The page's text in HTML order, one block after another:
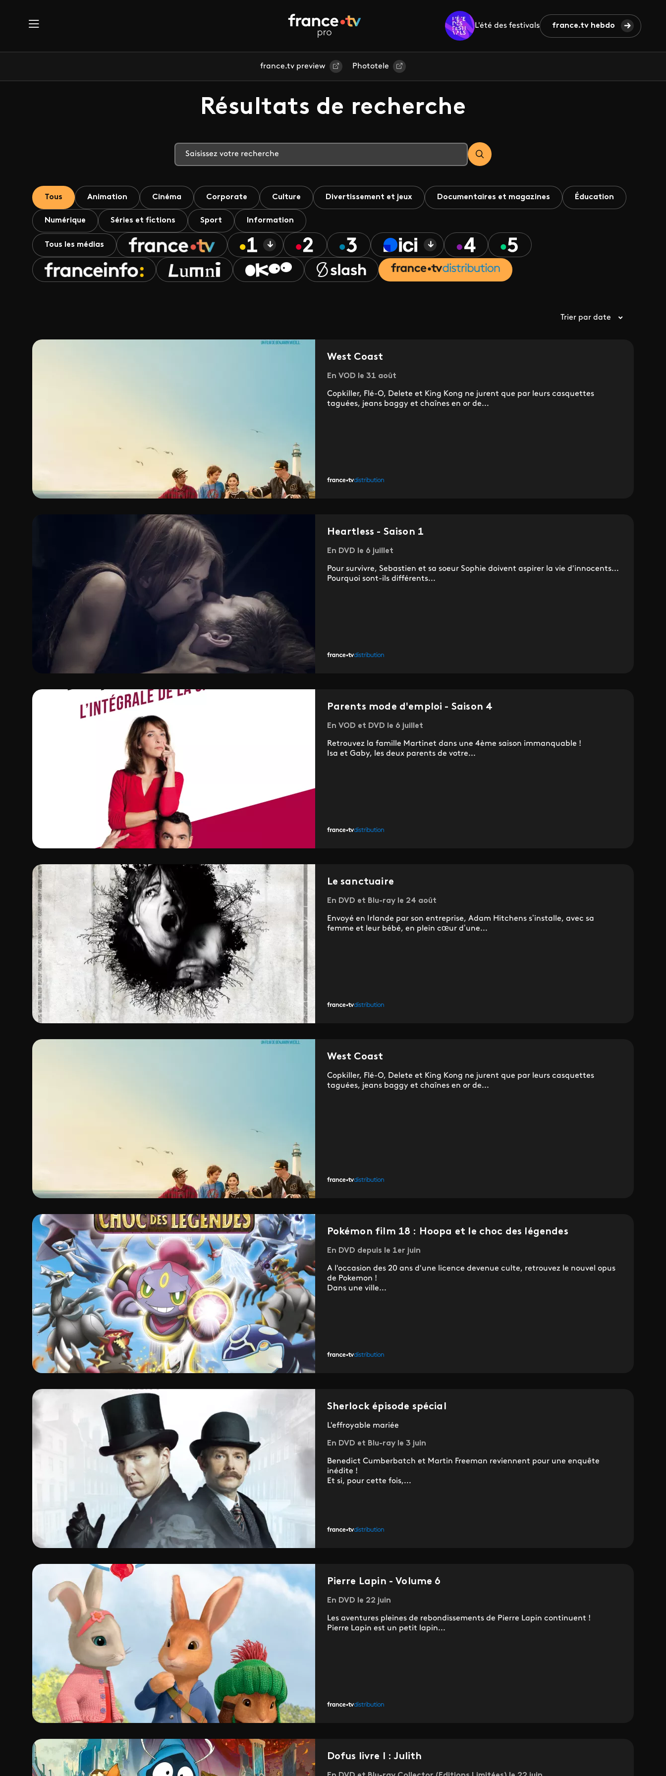
L'été des festivals france.tv hebdo
france.tv preview Phototele
Résultats de recherche
Tous Animation Cinéma Corporate Culture Divertissement et jeux Documentaires et magazines Éducation
Numérique Séries et fictions Sport Information
Tous les médias
Trier par date
West Coast
En VOD le 31 août
Copkiller, Flé-O, Delete et King Kong ne jurent que par leurs casquettes
taguées, jeans baggy et chaînes en or de...
Heartless - Saison 1
En DVD le 6 juillet
Pour survivre, Sebastien et sa soeur Sophie doivent aspirer la vie d'innocents...
Pourquoi sont-ils différents...
Parents mode d'emploi - Saison 4
En VOD et DVD le 6 juillet
Retrouvez la famille Martinet dans une 4ème saison immanquable !
Isa et Gaby, les deux parents de votre...
Le sanctuaire
En DVD et Blu-ray le 24 août
Envoyé en Irlande par son entreprise, Adam Hitchens s’installe, avec sa
femme et leur bébé, en plein cœur d’une...
West Coast
Copkiller, Flé-O, Delete et King Kong ne jurent que par leurs casquettes
taguées, jeans baggy et chaînes en or de...
Pokémon film 18 : Hoopa et le choc des légendes
En DVD depuis le 1er juin
A l'occasion des 20 ans d'une licence devenue culte, retrouvez le nouvel opus
de Pokemon !
Dans une ville...
Sherlock épisode spécial
L'effroyable mariée
En DVD et Blu-ray le 3 juin
Benedict Cumberbatch et Martin Freeman reviennent pour une enquête
inédite !
Et si, pour cette fois,...
Pierre Lapin - Volume 6
En DVD le 22 juin
Les aventures pleines de rebondissements de Pierre Lapin continuent !
Pierre Lapin est un petit lapin...
Dofus livre I : Julith